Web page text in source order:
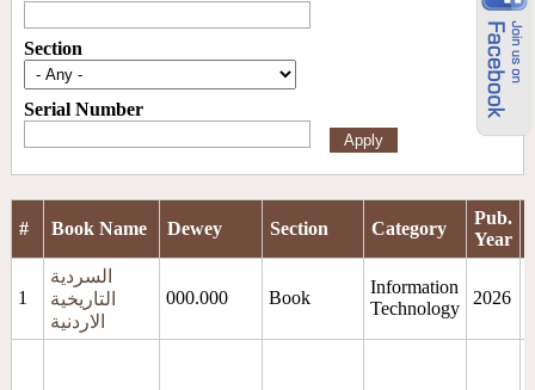
Section
Serial Number
# Book Name Dewey Section Category
Pub.
Year
1
السردية
التاريخية
الاردنية
000.000 Book
Information
Technology
2026